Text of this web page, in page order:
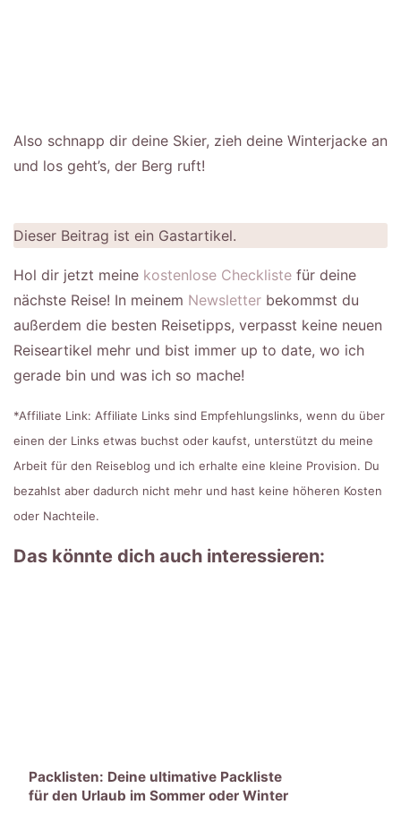
Also schnapp dir deine Skier, zieh deine Winterjacke an
und los geht’s, der Berg ruft!
Dieser Beitrag ist ein Gastartikel.
Hol dir jetzt meine kostenlose Checkliste für deine
nächste Reise! In meinem Newsletter bekommst du
außerdem die besten Reisetipps, verpasst keine neuen
Reiseartikel mehr und bist immer up to date, wo ich
gerade bin und was ich so mache!
*Affiliate Link: Affiliate Links sind Empfehlungslinks, wenn du über
einen der Links etwas buchst oder kaufst, unterstützt du meine
Arbeit für den Reiseblog und ich erhalte eine kleine Provision. Du
bezahlst aber dadurch nicht mehr und hast keine höheren Kosten
oder Nachteile.
Das könnte dich auch interessieren:
Packlisten: Deine ultimative Packliste
für den Urlaub im Sommer oder Winter